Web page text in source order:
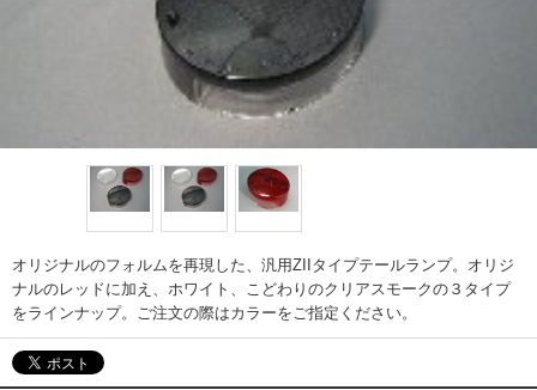
オリジナルのフォルムを再現した、汎用ZIIタイプテールランプ。オリジ
ナルのレッドに加え、ホワイト、こどわりのクリアスモークの３タイプ
をラインナップ。ご注文の際はカラーをご指定ください。